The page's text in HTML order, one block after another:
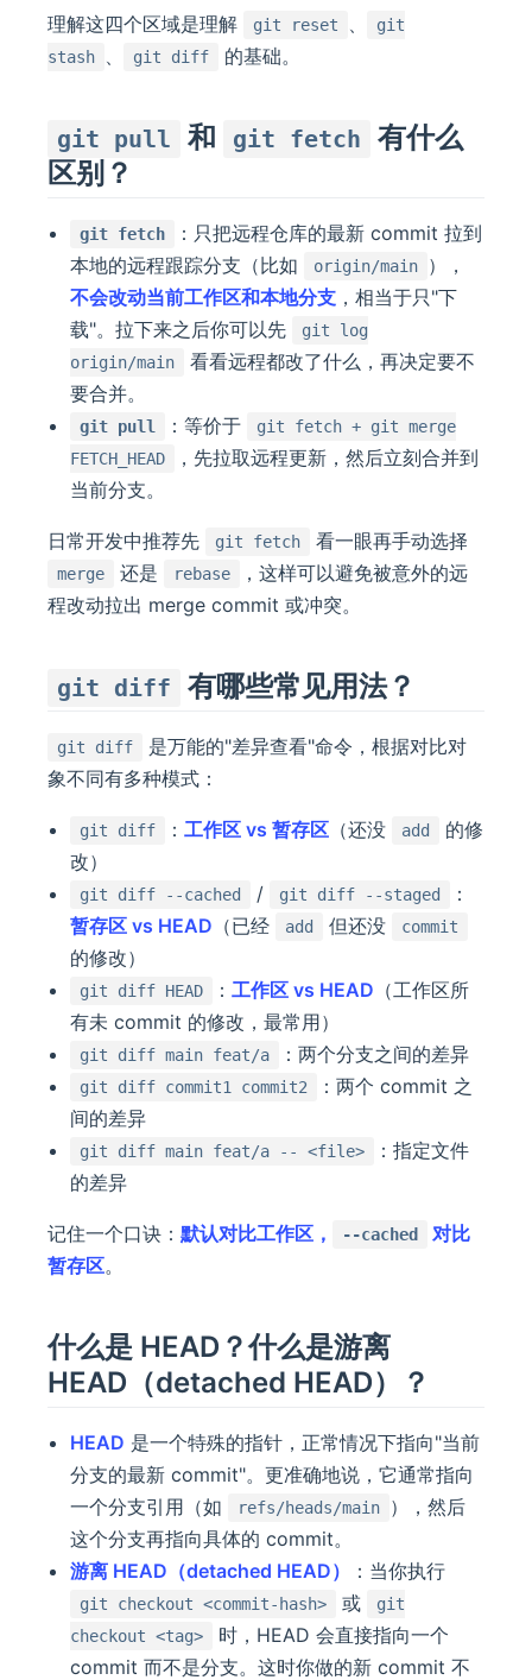
理解这四个区域是理解 git reset 、
git
stash
、 git diff 的基础。
git pull 和 git fetch
有什么
区别？
git fetch
：只把远程仓库的最新 commit 拉到
本地的远程跟踪分支（比如
origin/main
），
不会改动当前工作区和本地分支 ，相当于只"下
载"。拉下来之后你可以先
git log
origin/main
看看远程都改了什么，再决定要不
要合并。
git pull ：等价于
git fetch + git merge
FETCH_HEAD
，先拉取远程更新，然后立刻合并到
当前分支。
日常开发中推荐先 git fetch 看一眼再手动选择
merge 还是 rebase
，这样可以避免被意外的远
程改动拉出 merge commit 或冲突。
git diff 有哪些常见用法？
git diff
是万能的"差异查看"命令，根据对比对
象不同有多种模式：
git diff ：工作区 vs 暂存区 （还没 add
的修
改）
git diff --cached / git diff --staged
：
暂存区 vs HEAD （已经 add 但还没 commit
的修改）
git diff HEAD ：工作区 vs HEAD （工作区所
有未 commit 的修改，最常用）
git diff main feat/a ：两个分支之间的差异
git diff commit1 commit2
：两个 commit 之
间的差异
git diff main feat/a -- <file>
：指定文件
的差异
记住一个口诀： 默认对比工作区， --cached
对比
暂存区。
什么是 HEAD？什么是游离
HEAD（detached HEAD）？
HEAD 是一个特殊的指针，正常情况下指向"当前
分支的最新 commit"。更准确地说，它通常指向
一个分支引用（如
refs/heads/main
），然后
这个分支再指向具体的 commit。
游离 HEAD（detached HEAD）
：当你执行
git checkout <commit-hash> 或
git
checkout <tag>
时，HEAD 会直接指向一个
commit 而不是分支。这时你做的新 commit 不